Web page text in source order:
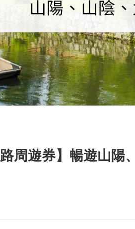
周遊券】暢遊山陽